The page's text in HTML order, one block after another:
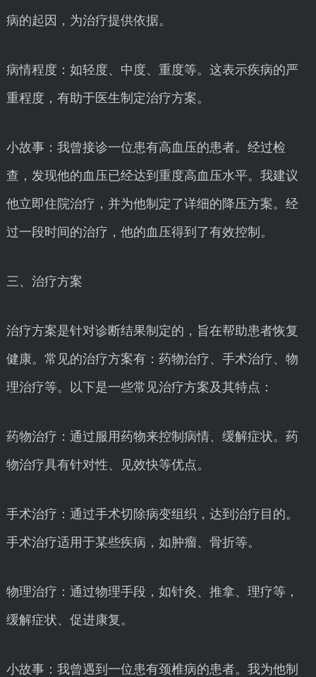
病的起因，为治疗提供依据。
病情程度：如轻度、中度、重度等。这表示疾病的严
重程度，有助于医生制定治疗方案。
小故事：我曾接诊一位患有高血压的患者。经过检
查，发现他的血压已经达到重度高血压水平。我建议
他立即住院治疗，并为他制定了详细的降压方案。经
过一段时间的治疗，他的血压得到了有效控制。
三、治疗方案
治疗方案是针对诊断结果制定的，旨在帮助患者恢复
健康。常见的治疗方案有：药物治疗、手术治疗、物
理治疗等。以下是一些常见治疗方案及其特点：
药物治疗：通过服用药物来控制病情、缓解症状。药
物治疗具有针对性、见效快等优点。
手术治疗：通过手术切除病变组织，达到治疗目的。
手术治疗适用于某些疾病，如肿瘤、骨折等。
物理治疗：通过物理手段，如针灸、推拿、理疗等，
缓解症状、促进康复。
小故事：我曾遇到一位患有颈椎病的患者。我为他制